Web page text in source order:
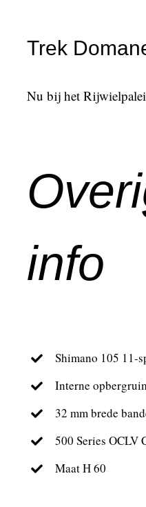
Trek
Nu bij het
info
Shimano 105 11-
Interne
32 mm brede
500 Series OCLV
Maat H 60